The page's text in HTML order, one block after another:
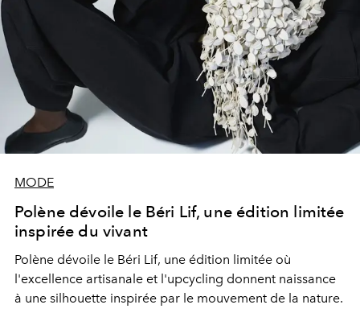
MODE
Polène dévoile le Béri Lif, une édition limitée
inspirée du vivant
Polène dévoile le Béri Lif, une édition limitée où
l'excellence artisanale et l'upcycling donnent naissance
à une silhouette inspirée par le mouvement de la nature.